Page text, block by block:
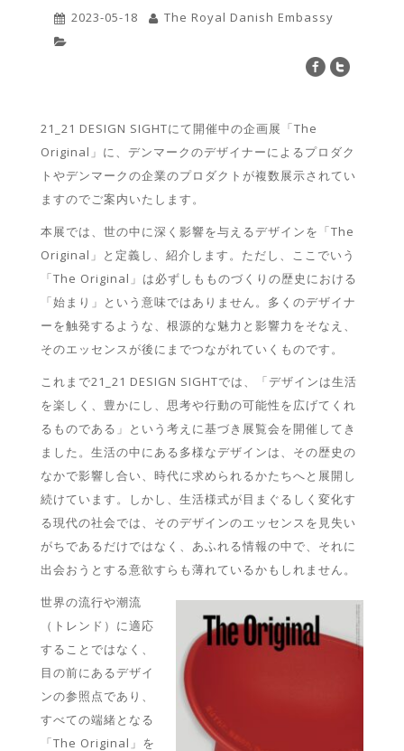
2023-05-18 The Royal Danish Embassy
21_21 DESIGN SIGHTにて開催中の企画展「The
Original」に、デンマークのデザイナーによるプロダク
トやデンマークの企業のプロダクトが複数展示されてい
ますのでご案内いたします。
本展では、世の中に深く影響を与えるデザインを「The
Original」と定義し、紹介します。ただし、ここでいう
「The Original」は必ずしもものづくりの歴史における
「始まり」という意味ではありません。多くのデザイナ
ーを触発するような、根源的な魅力と影響力をそなえ、
そのエッセンスが後にまでつながれていくものです。
これまで21_21 DESIGN SIGHTでは、「デザインは生活
を楽しく、豊かにし、思考や行動の可能性を広げてくれ
るものである」という考えに基づき展覧会を開催してき
ました。生活の中にある多様なデザインは、その歴史の
なかで影響し合い、時代に求められるかたちへと展開し
続けています。しかし、生活様式が目まぐるしく変化す
る現代の社会では、そのデザインのエッセンスを見失い
がちであるだけではなく、あふれる情報の中で、それに
出会おうとする意欲すらも薄れているかもしれません。
世界の流行や潮流
（トレンド）に適応
することではなく、
目の前にあるデザイ
ンの参照点であり、
すべての端緒となる
「The Original」を